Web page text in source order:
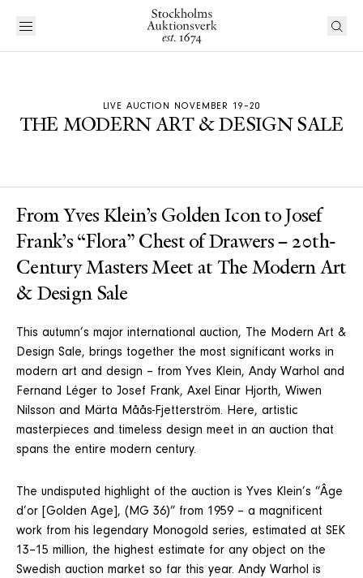
LIVE AUCTION NOVEMBER 19–20
THE MODERN ART & DESIGN SALE
From Yves Klein’s Golden Icon to Josef
Frank’s “Flora” Chest of Drawers – 20th-
Century Masters Meet at The Modern Art
& Design Sale
This autumn’s major international auction, The Modern Art &
Design Sale, brings together the most significant works in
modern art and design – from Yves Klein, Andy Warhol and
Fernand Léger to Josef Frank, Axel Einar Hjorth, Wiwen
Nilsson and Märta Måås-Fjetterström. Here, artistic
masterpieces and timeless design meet in an auction that
spans the entire modern century.
The undisputed highlight of the auction is Yves Klein’s ”Âge
d’or [Golden Age], (MG 36)” from 1959 – a magnificent
work from his legendary Monogold series, estimated at SEK
13–15 million, the highest estimate for any object on the
Swedish auction market so far this year. Andy Warhol is